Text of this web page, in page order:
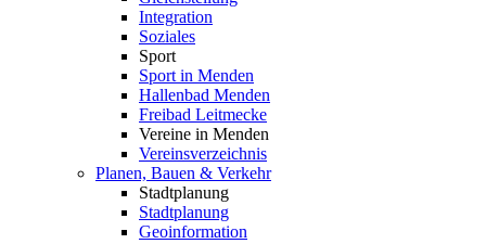
Integration
Soziales
Sport
Sport in Menden
Hallenbad Menden
Freibad Leitmecke
Vereine in Menden
Vereinsverzeichnis
Planen, Bauen & Verkehr
Stadtplanung
Stadtplanung
Geoinformation